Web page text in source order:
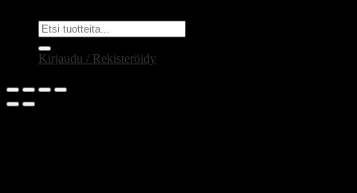
Etsi:
Kirjaudu / Rekisteröidy